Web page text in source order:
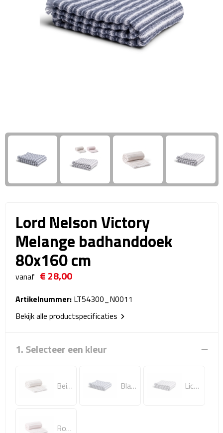
Business trolleys
Documententassen
Reistassen & Trolleys
Reistassen
Trolleys
Reistassensets
Weekendtassen
Duffeltassen
Autotassen
Rugzakken
Rugzakken
Promo rugzakjes
Giftcards
Wellness Giftsets
Lord Nelson Victory
Melange badhanddoek
80x160 cm
vanaf € 28,00
Artikelnummer: LT54300_N0011
Bekijk alle productspecificaties
1. Selecteer een kleur
Beige Blauw Licht Grijs
Roze